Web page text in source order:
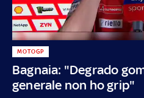
Bagnaia: "Degrado
generale non ho grip"
MOTOGP